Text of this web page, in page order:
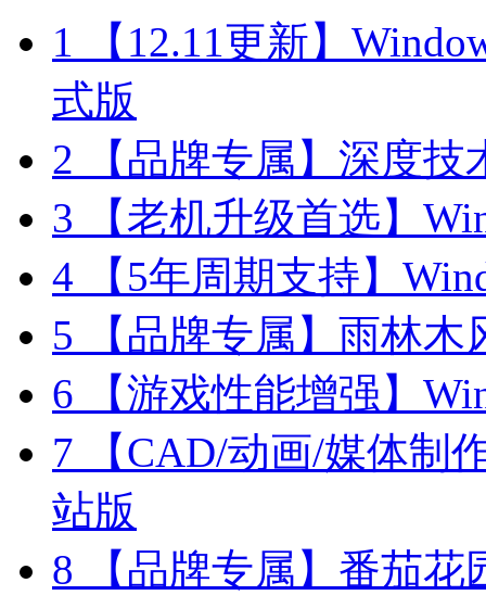
1 【12.11更新】
式版
2 【品牌专属】深度技
3 【老机升级首选】
4 【5年周期支持】
5 【品牌专属】雨林木
6 【游戏性能增强】
7 【CAD/动画/媒体制
站版
8 【品牌专属】番茄花